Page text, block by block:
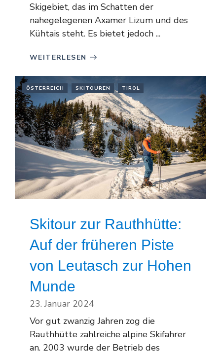
Skigebiet, das im Schatten der
nahegelegenen Axamer Lizum und des
Kühtais steht. Es bietet jedoch ...
WEITERLESEN
ÖSTERREICH SKITOUREN TIROL
Skitour zur Rauthhütte:
Auf der früheren Piste
von Leutasch zur Hohen
Munde
23. Januar 2024
Vor gut zwanzig Jahren zog die
Rauthhütte zahlreiche alpine Skifahrer
an. 2003 wurde der Betrieb des